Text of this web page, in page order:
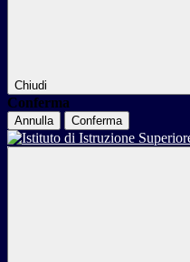
Chiudi
Conferma
Annulla Conferma